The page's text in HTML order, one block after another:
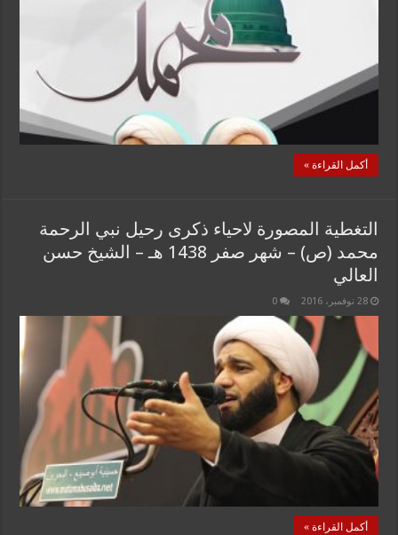
أكمل القراءة »
التغطية المصورة لاحياء ذكرى رحيل نبي الرحمة
محمد (ص) – شهر صفر 1438 هـ – الشيخ حسن
العالي
28 نوفمبر، 2016 0
أكمل القراءة »